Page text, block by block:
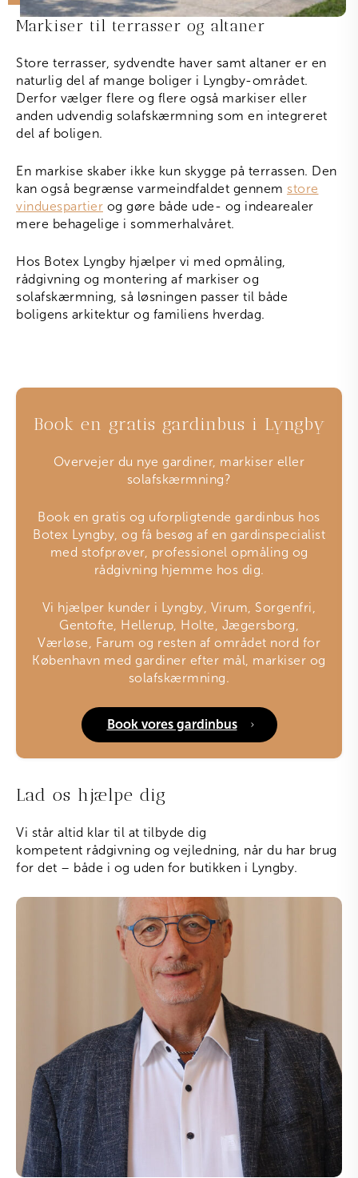
Markiser til terrasser og altaner
Store terrasser, sydvendte haver samt altaner er en
naturlig del af mange boliger i Lyngby-området.
Derfor vælger flere og flere også markiser eller
anden udvendig solafskærmning som en integreret
del af boligen.
En markise skaber ikke kun skygge på terrassen. Den
kan også begrænse varmeindfaldet gennem store
vinduespartier og gøre både ude- og indearealer
mere behagelige i sommerhalvåret.
Hos Botex Lyngby hjælper vi med opmåling,
rådgivning og montering af markiser og
solafskærmning, så løsningen passer til både
boligens arkitektur og familiens hverdag.
Book en gratis gardinbus i Lyngby
Overvejer du nye gardiner, markiser eller
solafskærmning?
Book en gratis og uforpligtende gardinbus hos
Botex Lyngby, og få besøg af en gardinspecialist
med stofprøver, professionel opmåling og
rådgivning hjemme hos dig.
Vi hjælper kunder i Lyngby, Virum, Sorgenfri,
Gentofte, Hellerup, Holte, Jægersborg,
Værløse, Farum og resten af området nord for
København med gardiner efter mål, markiser og
solafskærmning.
Book vores gardinbus
Lad os hjælpe dig
Vi står altid klar til at tilbyde dig
kompetent rådgivning og vejledning, når du har brug
for det – både i og uden for butikken i Lyngby.